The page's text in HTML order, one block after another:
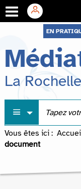
menu
contenu
recherche
EN
Média
La
Vous êtes ici :
document